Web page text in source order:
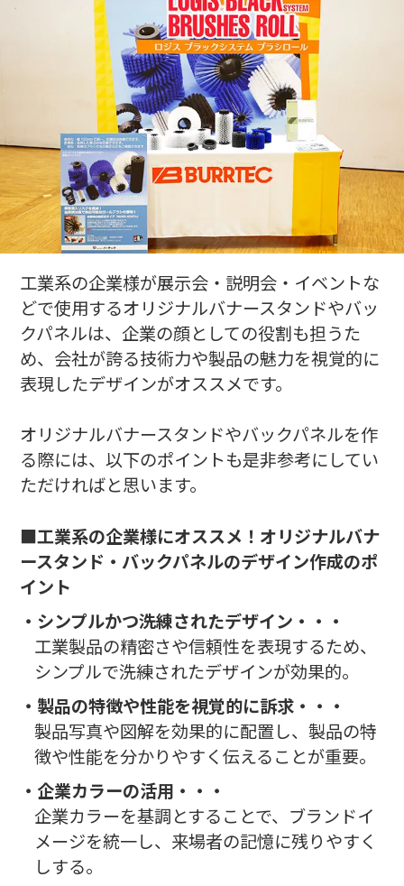
工業系の企業様が展示会・説明会・イベントな
どで使用するオリジナルバナースタンドやバッ
クパネルは、企業の顔としての役割も担うた
め、会社が誇る技術力や製品の魅力を視覚的に
表現したデザインがオススメです。
オリジナルバナースタンドやバックパネルを作
る際には、以下のポイントも是非参考にしてい
ただければと思います。
■工業系の企業様にオススメ！オリジナルバナ
ースタンド・バックパネルのデザイン作成のポ
イント
・シンプルかつ洗練されたデザイン・・・
工業製品の精密さや信頼性を表現するため、
シンプルで洗練されたデザインが効果的。
・製品の特徴や性能を視覚的に訴求・・・
製品写真や図解を効果的に配置し、製品の特
徴や性能を分かりやすく伝えることが重要。
・企業カラーの活用・・・
企業カラーを基調とすることで、ブランドイ
メージを統一し、来場者の記憶に残りやすく
しする。